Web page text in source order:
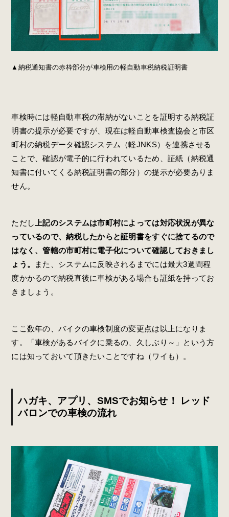
▲納税通知書の赤枠部分が車検用の軽自動車税納税証明書
車検時には軽自動車税の滞納がないことを証明する納税証
明書の提示が必要ですが、現在は軽自動車検査協会 と市区
町村の納税データ確認システム（軽JNKS）を連携させる
ことで、確認が電子的に行われているため、証紙（納税通
知書に付いてくる納税証明書の部分）の提示が必要ありま
せん。
ただし 上記のシステムは市町村によっては対応状況が異な
っているので、納税したからと証明書をすぐに捨てるので
はなく、管轄の市町村に電子化について確認しておきまし
ょう。
また、システムに反映されるまでには最大3週間程
度かかるので納税直後に車検がある場合も証紙を持ってお
きましょう。
ここ数年の、バイクの車検制度の変更点は以上になりま
す。「車検があるバイクに乗るの、久しぶり～」という方
には知っておいて頂きたいことですね（ワイも）。
ハガキ、アプリ、SMSでお知らせ！ レッド
バロンでの車検の流れ